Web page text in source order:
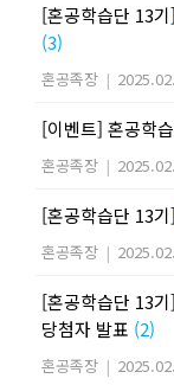
[혼공학습단 13기]
(3)
혼공족장 |
[이벤트] 혼공학
혼공족장 |
[혼공학습단 13기]
혼공족장 |
[혼공학습단 13
당첨자 발표 (2)
혼공족장 |